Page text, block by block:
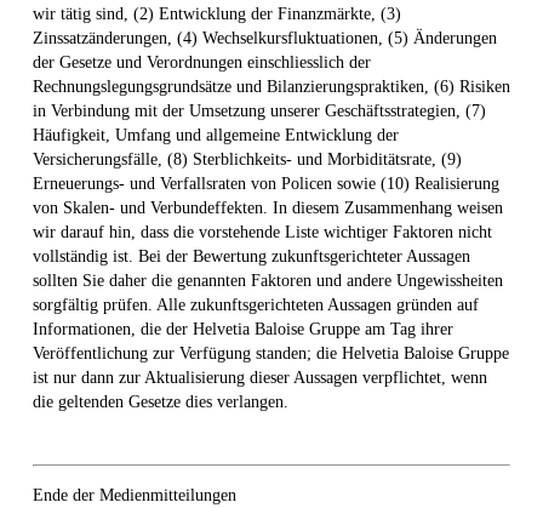
wir tätig sind, (2) Entwicklung der Finanzmärkte, (3)
Zinssatzänderungen, (4) Wechselkursfluktuationen, (5) Änderungen
der Gesetze und Verordnungen einschliesslich der
Rechnungslegungsgrundsätze und Bilanzierungspraktiken, (6) Risiken
in Verbindung mit der Umsetzung unserer Geschäftsstrategien, (7)
Häufigkeit, Umfang und allgemeine Entwicklung der
Versicherungsfälle, (8) Sterblichkeits- und Morbiditätsrate, (9)
Erneuerungs- und Verfallsraten von Policen sowie (10) Realisierung
von Skalen- und Verbundeffekten. In diesem Zusammenhang weisen
wir darauf hin, dass die vorstehende Liste wichtiger Faktoren nicht
vollständig ist. Bei der Bewertung zukunftsgerichteter Aussagen
sollten Sie daher die genannten Faktoren und andere Ungewissheiten
sorgfältig prüfen. Alle zukunftsgerichteten Aussagen gründen auf
Informationen, die der Helvetia Baloise Gruppe am Tag ihrer
Veröffentlichung zur Verfügung standen; die Helvetia Baloise Gruppe
ist nur dann zur Aktualisierung dieser Aussagen verpflichtet, wenn
die geltenden Gesetze dies verlangen.
Ende der Medienmitteilungen